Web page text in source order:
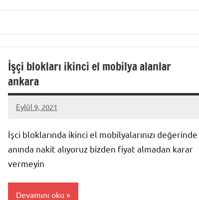
İşçi blokları ikinci el mobilya alanlar
ankara
Eylül 9, 2021
Mustafa
İşci bloklarında ikinci el mobilyalarınızı değerinde
anında nakit alıyoruz bizden fiyat almadan karar
vermeyin
Devamını oku